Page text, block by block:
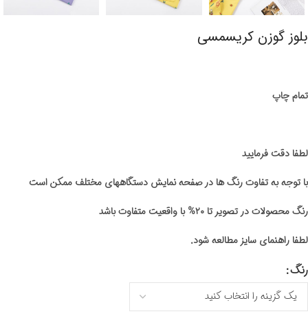
بلوز گوزن کریسمسی
تمام چاپ
لطفا دقت فرمایید
با توجه به تفاوت رنگ ها در صفحه نمایش دستگاههای مختلف ممکن است
رنگ محصولات در تصویر تا ۲۰% با واقعیت متفاوت باشد
لطفا راهنمای سایز مطالعه شود.
رنگ